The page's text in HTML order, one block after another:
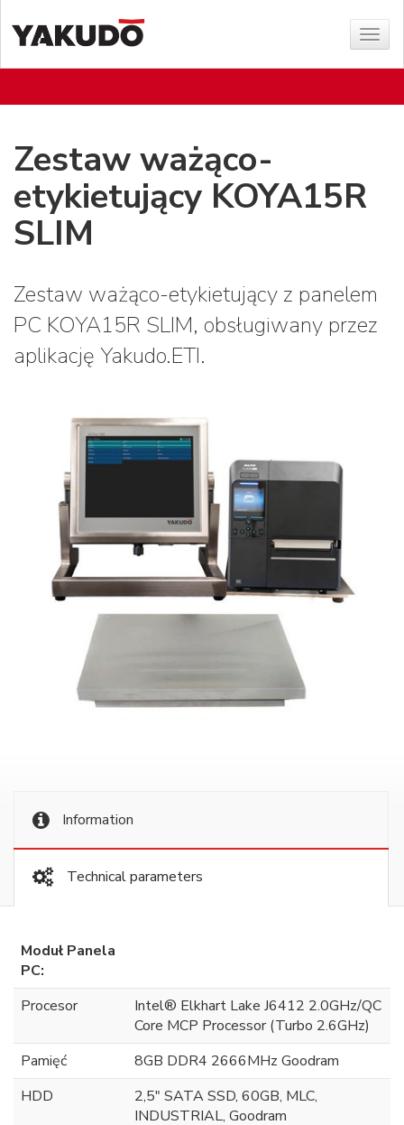
Show
menu
Zestaw ważąco-
etykietujący KOYA15R
SLIM
Zestaw ważąco-etykietujący z panelem
PC KOYA15R SLIM, obsługiwany przez
aplikację Yakudo.ETI.
Information
Technical parameters
Moduł Panela
PC:
Procesor
Intel® Elkhart Lake J6412 2.0GHz/QC
Core MCP Processor (Turbo 2.6GHz)
Pamięć
8GB DDR4 2666MHz Goodram
HDD
2,5" SATA SSD, 60GB, MLC,
INDUSTRIAL, Goodram